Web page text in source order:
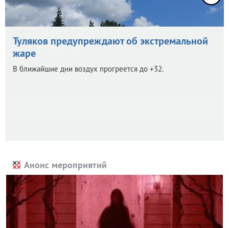
Туляков предупреждают об экстремальной
жаре
В ближайшие дни воздух прогреется до +32.
Анонс мероприятий